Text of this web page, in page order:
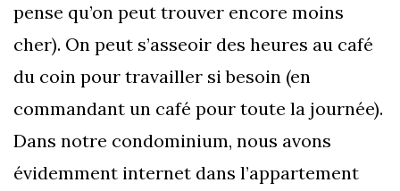
pense qu’on peut trouver encore moins
cher). On peut s’asseoir des heures au café
du coin pour travailler si besoin (en
commandant un café pour toute la journée).
Dans notre condominium, nous avons
évidemment internet dans l’appartement